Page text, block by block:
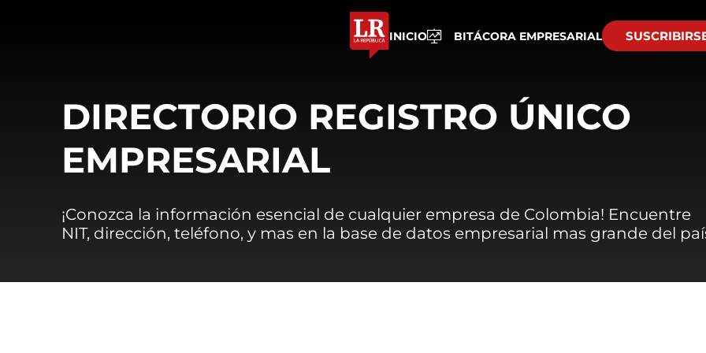
INICIO BITÁCORA EMPRESARIAL
DIRECTORIO REGISTRO ÚNICO
EMPRESARIAL
¡Conozca la información esencial de cualquier empresa de Colombia! Encuentre
NIT, dirección, teléfono, y mas en la base de datos empresarial mas grande del